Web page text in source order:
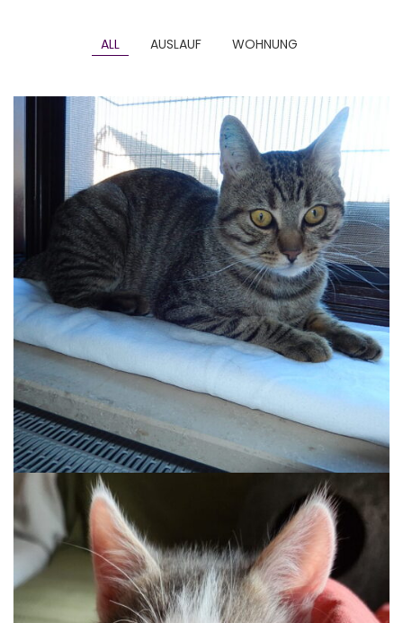
ALL AUSLAUF WOHNUNG
AMIR
Auslauf